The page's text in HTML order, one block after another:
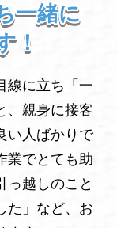
一緒に
！
線に立ち「一
、親身に接客
い人ばかりで
業でとても助
っ越しのこと
た」など、お